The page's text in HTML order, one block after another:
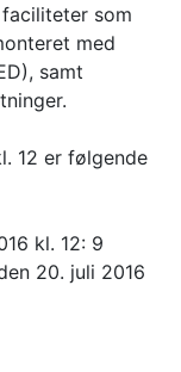
som
med
samt
12 er følgende
kl. 12: 9
20. juli 2016